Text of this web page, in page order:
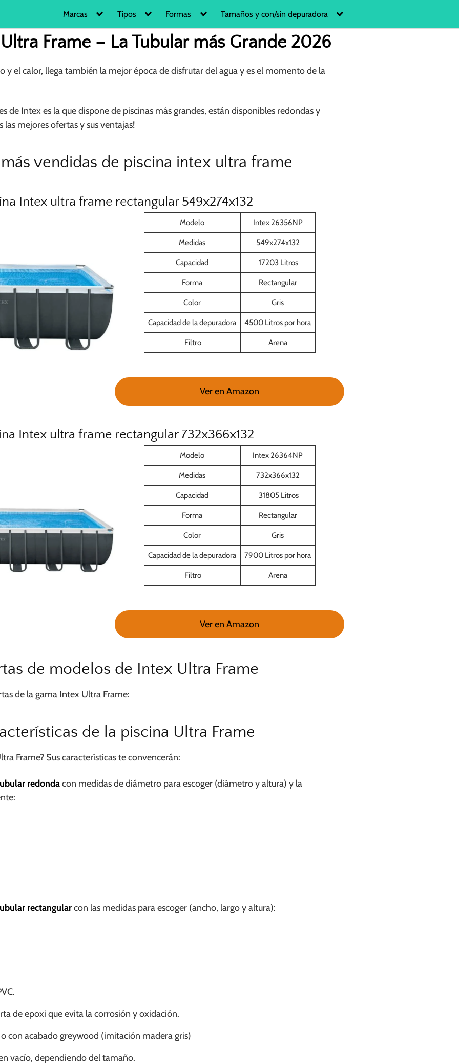
Marcas Tipos Formas Tamaños y con/sin depuradora
Frame – La Tubular más Grande 2026
y el calor, llega también la mejor época de disfrutar del agua y es el momento de la
de Intex es la que dispone de piscinas más grandes, están disponibles redondas y
las mejores ofertas y sus ventajas!
vendidas de piscina intex ultra frame
Intex ultra frame rectangular 549x274x132
Modelo Intex 26356NP
Medidas 549x274x132
Capacidad 17203 Litros
Forma Rectangular
Color Gris
Capacidad de la depuradora 4500 Litros por hora
Filtro Arena
Ver en Amazon
Intex ultra frame rectangular 732x366x132
Modelo Intex 26364NP
Medidas 732x366x132
Capacidad 31805 Litros
Forma Rectangular
Color Gris
Capacidad de la depuradora 7900 Litros por hora
Filtro Arena
Ver en Amazon
de modelos de Intex Ultra Frame
de la gama Intex Ultra Frame:
de la piscina Ultra Frame
Frame? Sus características te convencerán:
redondacon medidas de diámetro para escoger (diámetro y altura) y la
rectangularcon las medidas para escoger (ancho, largo y altura):
de epoxi que evita la corrosión y oxidación.
con acabado greywood (imitación madera gris)
vacío, dependiendo del tamaño.